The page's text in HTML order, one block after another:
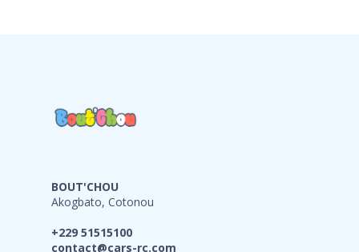
BOUT'CHOU
Akogbato, Cotonou
+229 51515100
contact@cars-rc.com